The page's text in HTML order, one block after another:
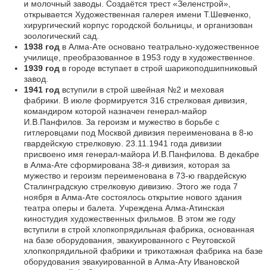
и молочный заводы. Создаётся трест «Зеленстрой»,
открывается Художественная галерея имени Т.Шевченко,
хирургический корпус городской больницы, и организован
зоологический сад.
1938 год в Алма-Ате основано театрально-художественное
училище, преобразованное в 1953 году в художественное.
1939 год в городе вступает в строй шарикоподшипниковый
завод.
1941 год вступили в строй швейная №2 и меховая
фабрики. В июле формируется 316 стрелковая дивизия,
командиром которой назначен генерал-майор
И.В.Панфилов. За героизм и мужество в борьбе с
гитлеровцами под Москвой дивизия переименована в 8-ю
гвардейскую стрелковую. 23.11.1941 года дивизии
присвоено имя генерал-майора И.В.Панфилова. В декабре
в Алма-Ате сформирована 38-я дивизия, которая за
мужество и героизм переименована в 73-ю гвардейскую
Сталинградскую стрелковую дивизию. Этого же года 7
ноября в Алма-Ате состоялось открытие нового здания
театра оперы и балета. Учреждена Алма-Атинская
киностудия художественных фильмов. В этом же году
вступили в строй хлопкопрядильная фабрика, основанная
на базе оборудования, эвакуированного с Реутовской
хлопкопрядильной фабрики и трикотажная фабрика на базе
оборудования эвакуированной в Алма-Ату Ивановской